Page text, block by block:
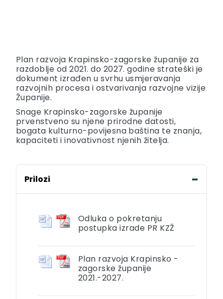
Plan razvoja Krapinsko-zagorske županije za
razdoblje od 2021. do 2027. godine strateški je
dokument izrađen u svrhu usmjeravanja
razvojnih procesa i ostvarivanja razvojne vizije
Županije.
Snage Krapinsko-zagorske županije
prvenstveno su njene prirodne datosti,
bogata kulturno-povijesna baština te znanja,
kapaciteti i inovativnost njenih žitelja.
Prilozi
Odluka o pokretanju
postupka izrade PR KZŽ
Plan razvoja Krapinsko -
zagorske županije
2021.-2027.